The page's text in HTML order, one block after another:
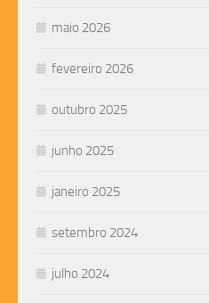
maio 2026
fevereiro 2026
outubro 2025
junho 2025
janeiro 2025
setembro 2024
julho 2024